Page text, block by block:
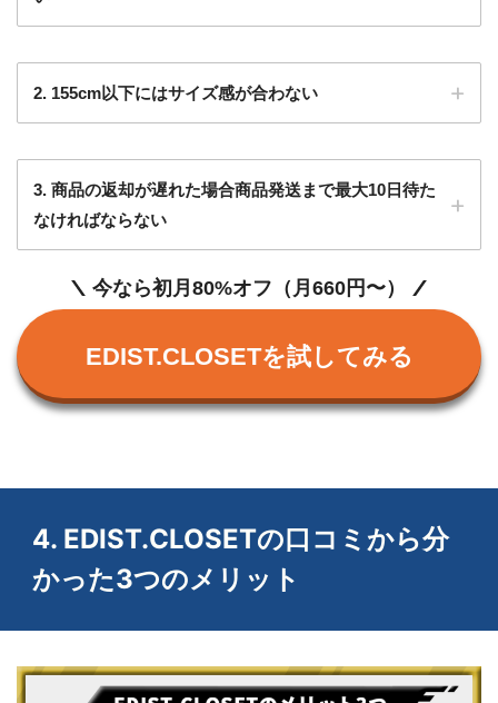
Web上での意見
Web上での意見
仕事でもプライベートでも使えるのはいい
2. 155cm以下にはサイズ感が合わない
3. 商品の返却が遅れた場合商品発送まで最大10日待た
なければならない
今なら初月80%オフ（月660円〜）
EDIST.CLOSETを試してみる
4. EDIST.CLOSETの口コミから分
かった3つのメリット